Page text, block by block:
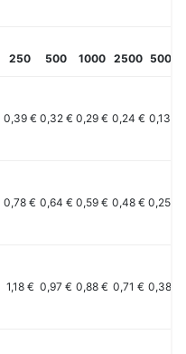
250 500 1000 2500 5000
0,39 € 0,32 € 0,29 € 0,24 € 0,13 €
0,78 € 0,64 € 0,59 € 0,48 € 0,25 €
1,18 € 0,97 € 0,88 € 0,71 € 0,38 €